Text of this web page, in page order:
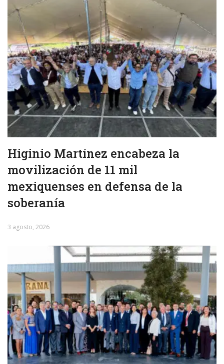
Higinio Martínez encabeza la
movilización de 11 mil
mexiquenses en defensa de la
soberanía
3 agosto, 2026